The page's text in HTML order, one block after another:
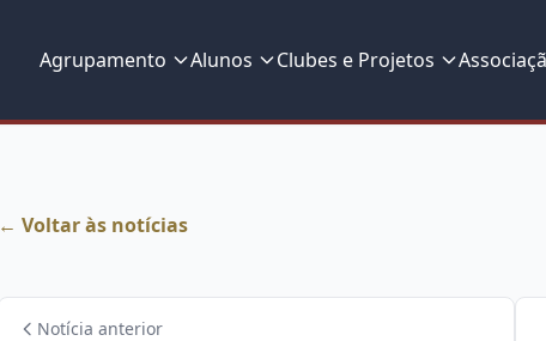
Agrupamento Alunos Clubes e Projetos
← Voltar às notícias
Notícia anterior